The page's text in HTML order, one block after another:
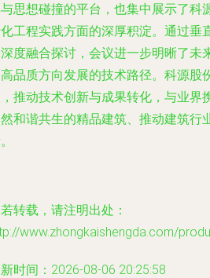
思想碰撞的平台，也集中展示了科
工程实践方面的深厚积淀。通过垂
度融合探讨，会议进一步明晰了未
品质方向发展的技术路径。科源股
推动技术创新与成果转化，与业界
和谐共生的精品建筑、推动建筑行
转载，请注明出处：
www.zhongkaishengda.com/
时间：2026-08-06 20:25:58